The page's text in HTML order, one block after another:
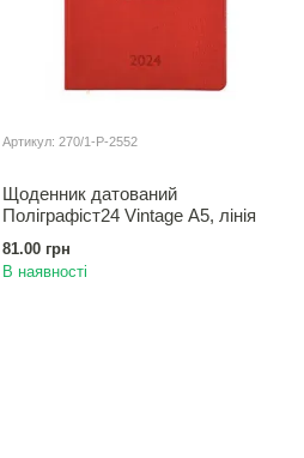
Артикул: 270/1-Р-2552
Щоденник датований
Полiграфiст24 Vintage А5, лiнія
81.00 грн
В наявності